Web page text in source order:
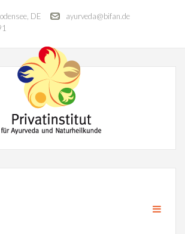
DE
ayurveda@bifan.de